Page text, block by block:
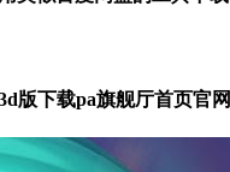
下载pa旗舰厅首页官